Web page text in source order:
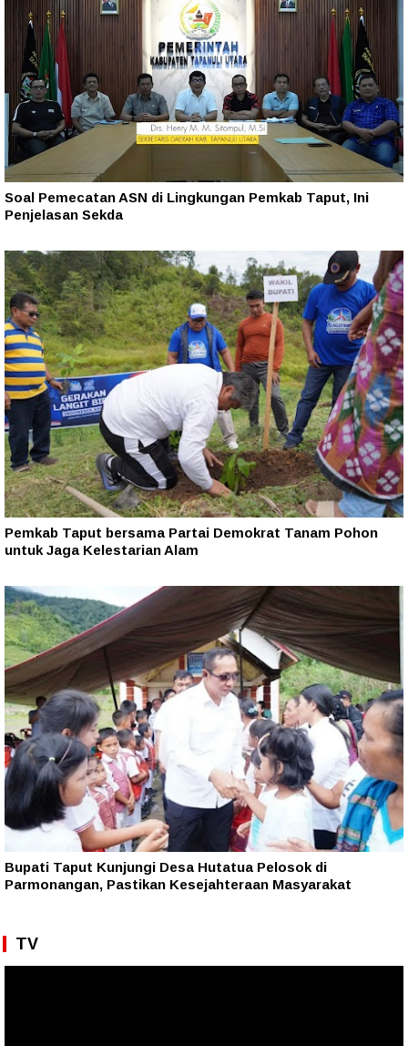
Soal Pemecatan ASN di Lingkungan Pemkab Taput, Ini
Penjelasan Sekda
Pemkab Taput bersama Partai Demokrat Tanam Pohon
untuk Jaga Kelestarian Alam
Bupati Taput Kunjungi Desa Hutatua Pelosok di
Parmonangan, Pastikan Kesejahteraan Masyarakat
TV